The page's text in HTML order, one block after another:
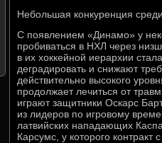
Небольшая конкуренция
С появлением «Динамо» у
пробиваться в НХЛ через
в их хоккейной иерархии
деградировать и снижают
действительно высокого
продолжает лечиться от
играют защитники Оскарс
из лидеров по игровому
латвийских нападающих
Карсумс, у которого контракт